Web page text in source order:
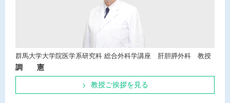
群馬大学大学院医学系研究科 総合外科学講座 肝胆膵外科 教授
調 憲
教授ご挨拶を見る